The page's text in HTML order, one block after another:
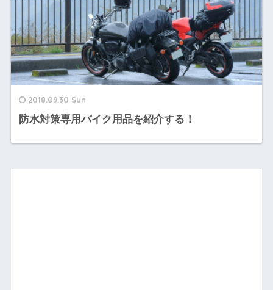
2018.09.30 Sun
防水対策専用バイク用品を紹介する！